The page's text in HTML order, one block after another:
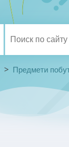
> Предмети